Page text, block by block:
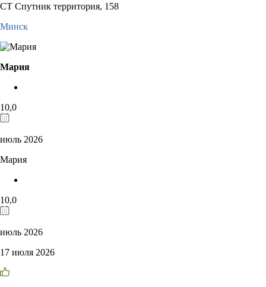
СТ Спутник территория, 158
Минск
Мария
10,0
июль 2026
Мария
10,0
июль 2026
17 июля 2026